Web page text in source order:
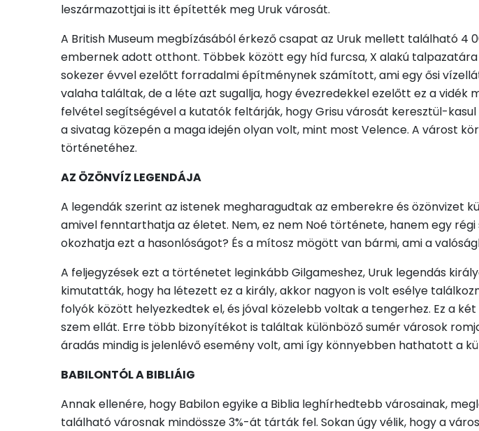
leszármazottjai is itt építették meg Uruk városát.
A British Museum megbízásából érkező csapat az Uruk mellett található 4
embernek adott otthont. Többek között egy híd furcsa, X alakú
sokezer évvel ezelőtt forradalmi építménynek számított, ami egy ősi
valaha találtak, de a léte azt sugallja, hogy évezredekkel ezelőtt ez a
felvétel segítségével a kutatók feltárják, hogy Grisu városát keresztül-
a sivatag közepén a maga idején olyan volt, mint most Velence. A várost
történetéhez.
AZ ÖZÖNVÍZ LEGENDÁJA
A legendák szerint az istenek megharagudtak az emberekre és
amivel fenntarthatja az életet. Nem, ez nem Noé története, hanem egy
okozhatja ezt a hasonlóságot? És a mítosz mögött van bármi, ami a
A feljegyzések ezt a történetet leginkább Gilgameshez, Uruk legendás
kimutatták, hogy ha létezett ez a király, akkor nagyon is volt esélye
folyók között helyezkedtek el, és jóval közelebb voltak a tengerhez. Ez a
szem ellát. Erre több bizonyítékot is találtak különböző sumér városok
áradás mindig is jelenlévő esemény volt, ami így könnyebben hathatott a
BABILONTÓL A BIBLIÁIG
Annak ellenére, hogy Babilon egyike a Biblia leghírhedtebb városainak,
található városnak mindössze 3%-át tárták fel. Sokan úgy vélik, hogy a